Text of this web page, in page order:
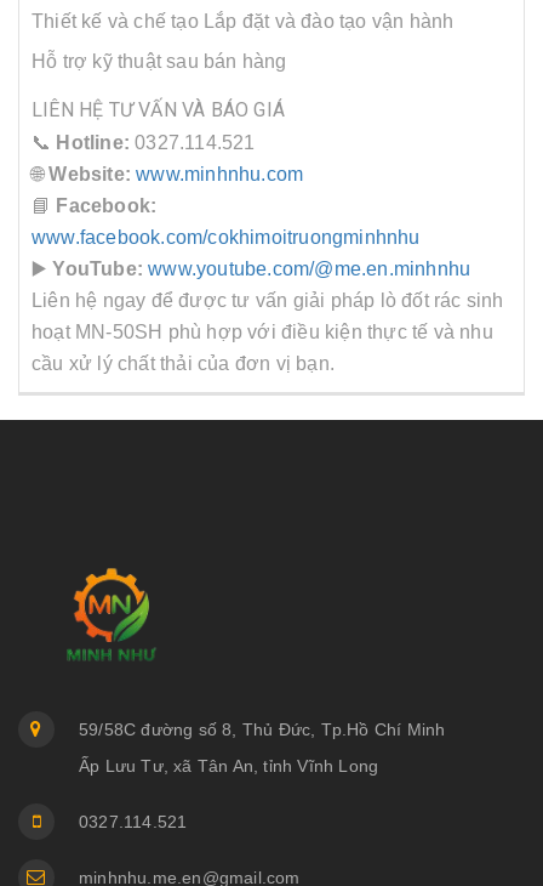
Thiết kế và chế tạo
Lắp đặt và đào tạo vận hành
Hỗ trợ kỹ thuật sau bán hàng
LIÊN HỆ TƯ VẤN VÀ BÁO GIÁ
📞 Hotline: 0327.114.521
🌐Website: www.minhnhu.com
📘 Facebook:
www.facebook.com/cokhimoitruongminhnhu
▶️YouTube:www.youtube.com/@me.en.minhnhu
Liên hệ ngay để được tư vấn giải pháp lò đốt rác sinh
hoạt MN-50SH phù hợp với điều kiện thực tế và nhu
cầu xử lý chất thải của đơn vị bạn.
59/58C đường số 8, Thủ Đức, Tp.Hồ Chí Minh
Ấp Lưu Tư, xã Tân An, tỉnh Vĩnh Long
0327.114.521
minhnhu.me.en@gmail.com